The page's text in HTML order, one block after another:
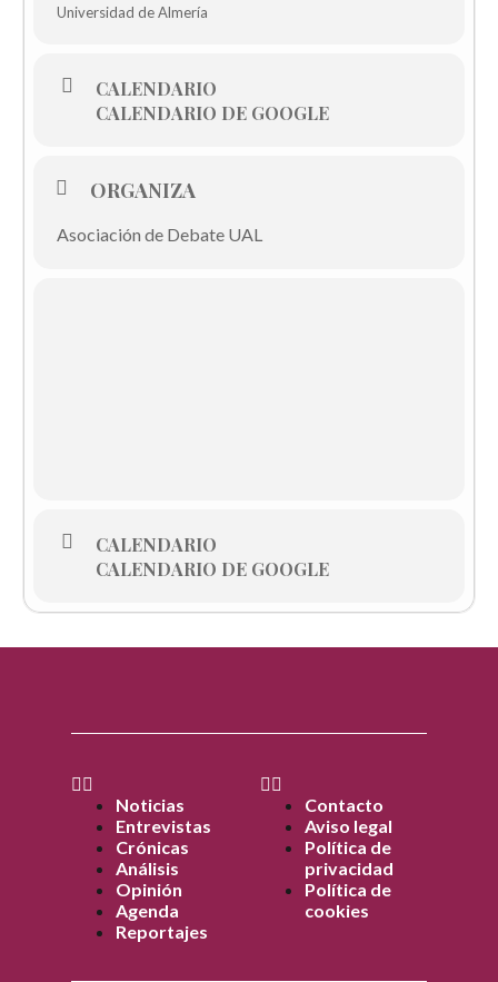
Universidad de Almería
CALENDARIO
CALENDARIO DE GOOGLE
ORGANIZA
Asociación de Debate UAL
CALENDARIO
CALENDARIO DE GOOGLE
Noticias
Entrevistas
Crónicas
Análisis
Opinión
Agenda
Reportajes
Contacto
Aviso legal
Política de
privacidad
Política de
cookies